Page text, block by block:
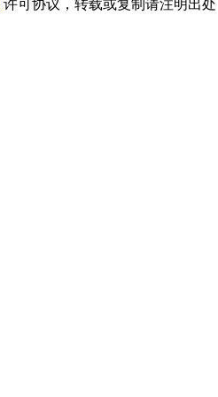
许可协议，转载或复制请注明出处